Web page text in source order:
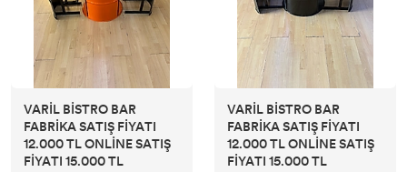
VARİL BİSTRO BAR
FABRİKA SATIŞ FİYATI
12.000 TL ONLİNE SATIŞ
FİYATI 15.000 TL
VARİL BİSTRO BAR
FABRİKA SATIŞ FİYATI
12.000 TL ONLİNE SATIŞ
FİYATI 15.000 TL